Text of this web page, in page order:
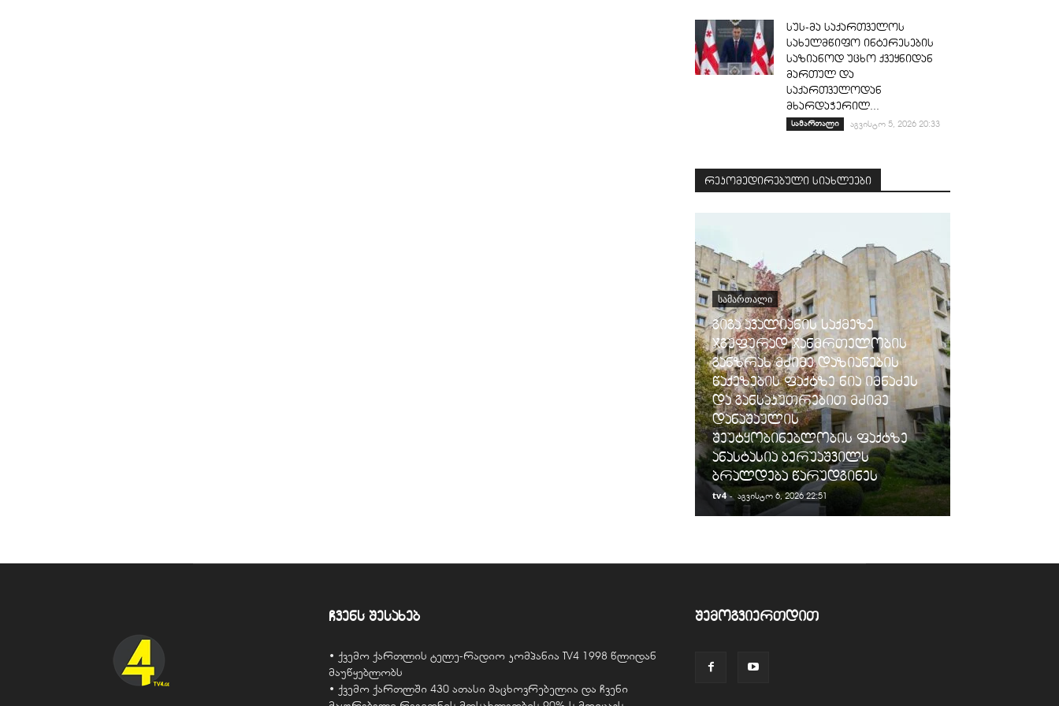
სუს-მა საქართველოს
სახელმწიფო ინტერესების
საზიანოდ უცხო ქვეყნიდან
მართულ და
საქართველოდან
მხარდაჭერილ...
სამართალი აგვისტო 5, 2026 20:33
რეკომედირებული სიახლეები
ᲡᲐᲛᲐᲠᲗᲐᲚᲘ
გიგა ავალიანის საქმეზე
ჯგუფურად ჯანმრთელობის
განზრახ მძიმე დაზიანების
წაქეზების ფაქტზე ნია იმნაძეს
და განსაკუთრებით მძიმე
დანაშაულის
შეუტყობინებლობის ფაქტზე
ანასტასია ბერუაშვილს
ბრალდება წარუდგინეს
tv4 - აგვისტო 6, 2026 22:51
ჩვენს შესახებ
• ქვემო ქართლის ტელე-რადიო კომპანია TV4 1998 წლიდან
მაუწყებლობს
• ქვემო ქართლში 430 ათასი მაცხოვრებელია და ჩვენი
შემოგვიერთდით